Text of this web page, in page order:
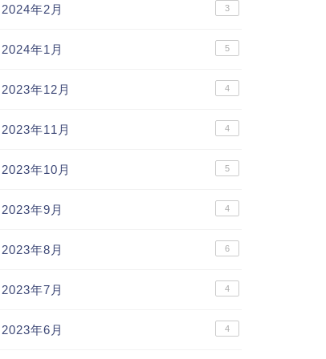
2024年2月 3
2024年1月 5
2023年12月 4
2023年11月 4
2023年10月 5
2023年9月 4
2023年8月 6
2023年7月 4
2023年6月 4